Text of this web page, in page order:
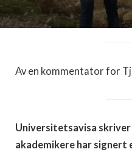
Av en kommentator for
Universitetsavisa
akademikere har